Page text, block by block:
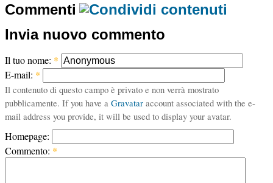
Commenti
Invia nuovo commento
Il tuo nome: *
E-mail: *
Il contenuto di questo campo è privato e non verrà mostrato
pubblicamente. If you have a Gravatar account associated with the e-
mail address you provide, it will be used to display your avatar.
Homepage:
Commento: *